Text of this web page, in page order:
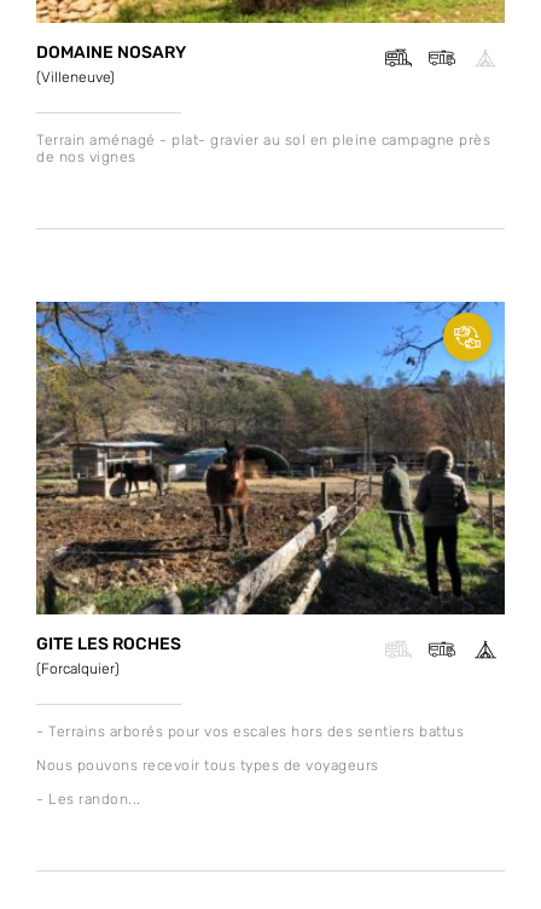
DOMAINE NOSARY
(Villeneuve)
Terrain aménagé - plat- gravier au sol en pleine campagne près
de nos vignes
GITE LES ROCHES
(Forcalquier)
- Terrains arborés pour vos escales hors des sentiers battus
Nous pouvons recevoir tous types de voyageurs
- Les randon...